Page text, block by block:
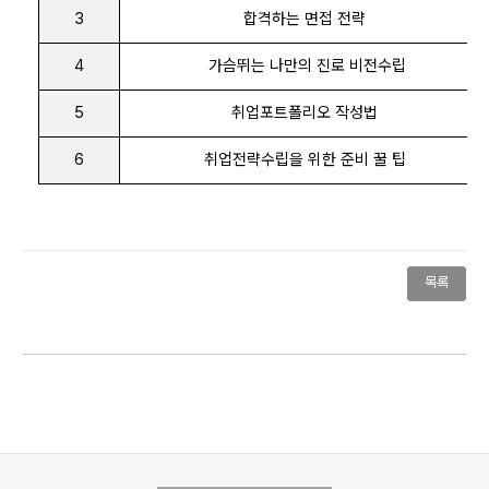
3 합격하는 면접 전략
4 가슴뛰는 나만의 진로 비전수립
5 취업포트폴리오 작성법
6 취업전략수립을 위한 준비 꿀 팁
목록